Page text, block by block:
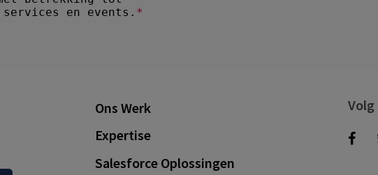
Ons Werk
Expertise
Salesforce Oplossingen
Volg